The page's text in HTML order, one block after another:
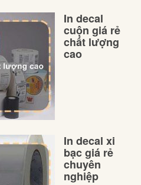
In decal
cuộn giá rẻ
chất lượng
cao
In decal xi
bạc giá rẻ
chuyên
nghiệp